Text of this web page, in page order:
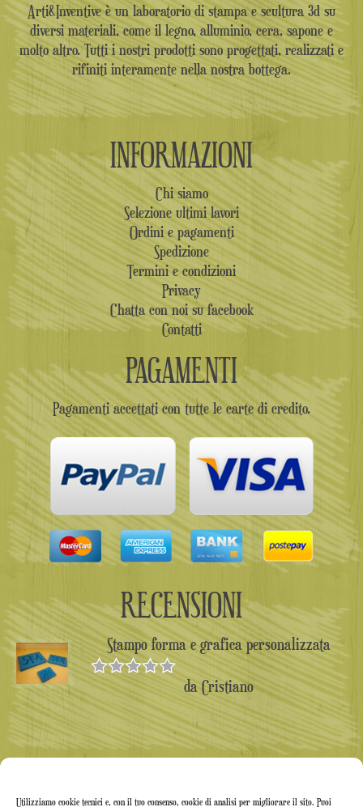
Utilizziamo cookie tecnici e, con il tuo consenso, cookie di analisi per migliorare il sito. Puoi
Arti&Inventive è un laboratorio di stampa e scultura 3d su
diversi materiali, come il legno, alluminio, cera, sapone e
molto altro. Tutti i nostri prodotti sono progettati, realizzati e
rifiniti interamente nella nostra bottega.
INFORMAZIONI
Chi siamo
Selezione ultimi lavori
Ordini e pagamenti
Spedizione
Termini e condizioni
Privacy
Chatta con noi su facebook
Contatti
PAGAMENTI
Pagamenti accettati con tutte le carte di credito.
RECENSIONI
Stampo forma e grafica personalizzata
Valutato5
su 5
da Cristiano